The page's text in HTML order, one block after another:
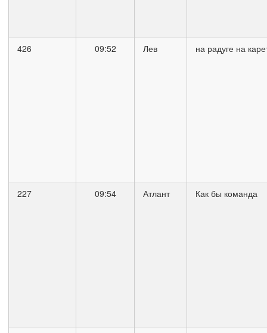
426 09:52 Лев на радуге на
227 09:54 Атлант Как бы команда